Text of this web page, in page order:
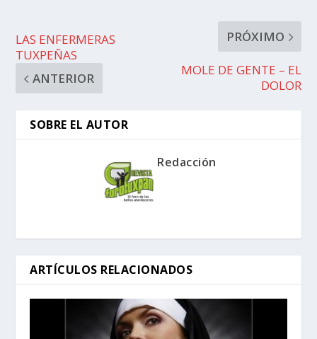
LAS ENFERMERAS
TUXPEÑAS
ANTERIOR
PRÓXIMO
MOLE DE GENTE – EL
DOLOR
SOBRE EL AUTOR
Redacción
ARTÍCULOS RELACIONADOS